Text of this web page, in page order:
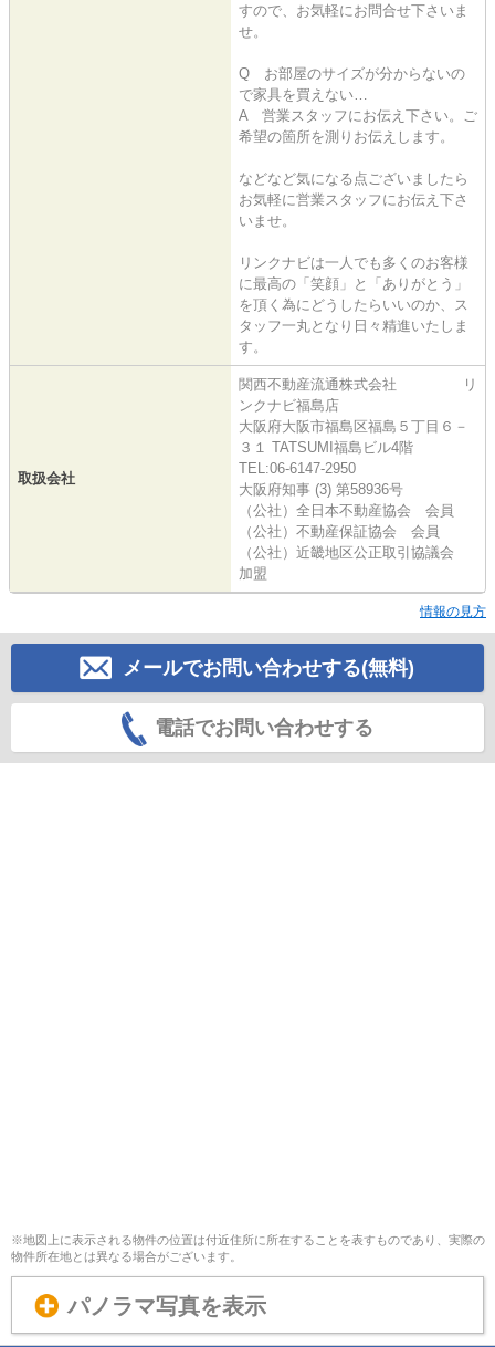
すので、お気軽にお問合せ下さいま
せ。
Q お部屋のサイズが分からないの
で家具を買えない…
A 営業スタッフにお伝え下さい。ご
希望の箇所を測りお伝えします。
などなど気になる点ございましたら
お気軽に営業スタッフにお伝え下さ
いませ。
リンクナビは一人でも多くのお客様
に最高の「笑顔」と「ありがとう」
を頂く為にどうしたらいいのか、ス
タッフ一丸となり日々精進いたしま
す。
取扱会社
関西不動産流通株式会社 リ
ンクナビ福島店
大阪府大阪市福島区福島５丁目６－
３１ TATSUMI福島ビル4階
TEL:06-6147-2950
大阪府知事 (3) 第58936号
（公社）全日本不動産協会 会員
（公社）不動産保証協会 会員
（公社）近畿地区公正取引協議会
加盟
情報の見方
メールでお問い合わせする(無料)
電話でお問い合わせする
※地図上に表示される物件の位置は付近住所に所在することを表すものであり、実際の
物件所在地とは異なる場合がございます。
パノラマ写真を表示